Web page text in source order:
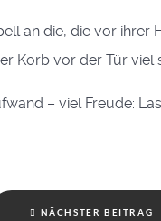
an die, die vor ihrer
Korb vor der Tür viel
– viel Freude:
NÄCHSTER BEITRAG